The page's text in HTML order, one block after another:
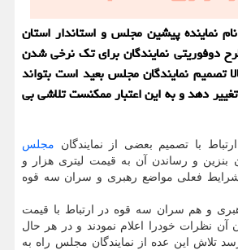
نماینده پیشین مجلس و استاندار استان
دوفوریتی نمایندگان برای تك نرخی شدن
تصمیم نمایندگان مجلس بعید است بتواند
دهد و به این اعتبار ممكنست تلاشی بی
با تصمیم بعضی از نمایندگان مجلس
بنزین و رساندن آن به قیمت لیتری هزار و
شرایط فعلی مواضع رهبری و سران سه قوه
و هم سران سه قوه در ارتباط با قیمت
نظرات خودرا اعلام نمودند و در هر حال
تلاش این عده از نمایندگان مجلس راه به